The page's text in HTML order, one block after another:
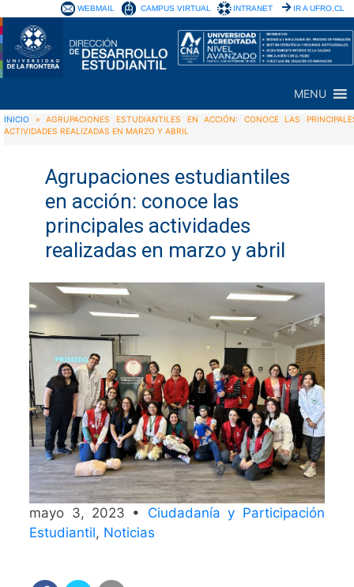
WEBMAIL CAMPUS VIRTUAL INTRANET IR A UFRO.CL
MENU
INICIO »AGRUPACIONES ESTUDIANTILES EN ACCIÓN: CONOCE LAS
ACTIVIDADES REALIZADAS EN MARZO Y ABRIL
Agrupaciones estudiantiles
en acción: conoce las
principales actividades
realizadas en marzo y abril
mayo 3, 2023 • Ciudadanía y Participación
Estudiantil, Noticias